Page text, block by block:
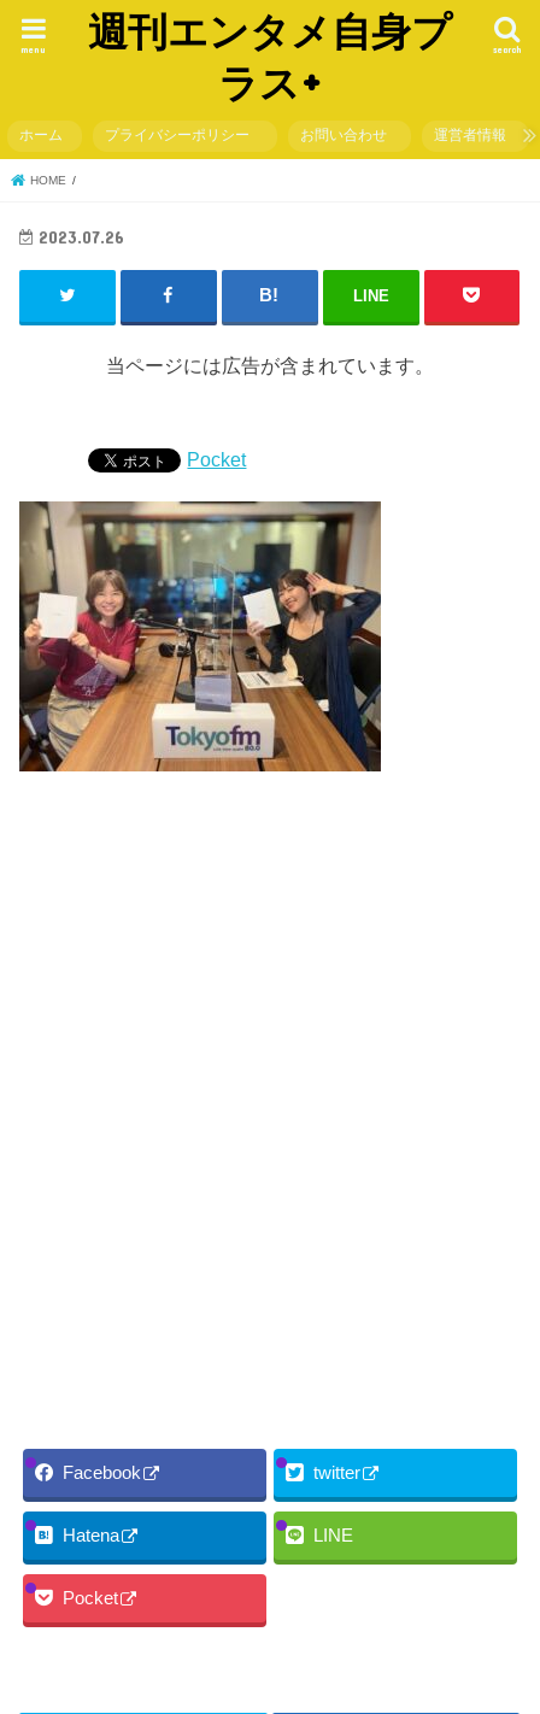
週刊エンタメ自身プ
ラス+
search
menu
ホーム プライバシーポリシー お問い合わせ 運営者情報
HOME
2023.07.26
LINE
当ページには広告が含まれています。
Pocket
Facebook twitter
Hatena LINE
Pocket